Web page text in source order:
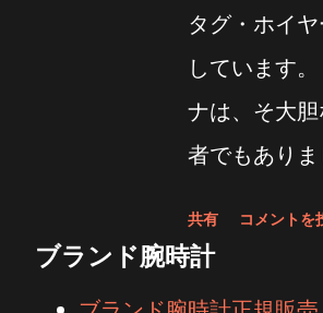
ムーブメン
り、精度と
卓越したム
スは、オリ
ンへと昇華
タグ・ホイ
しています
ナは、そ大
者でもあり
し、そのうち
共有 コメントを
ブランド腕時計